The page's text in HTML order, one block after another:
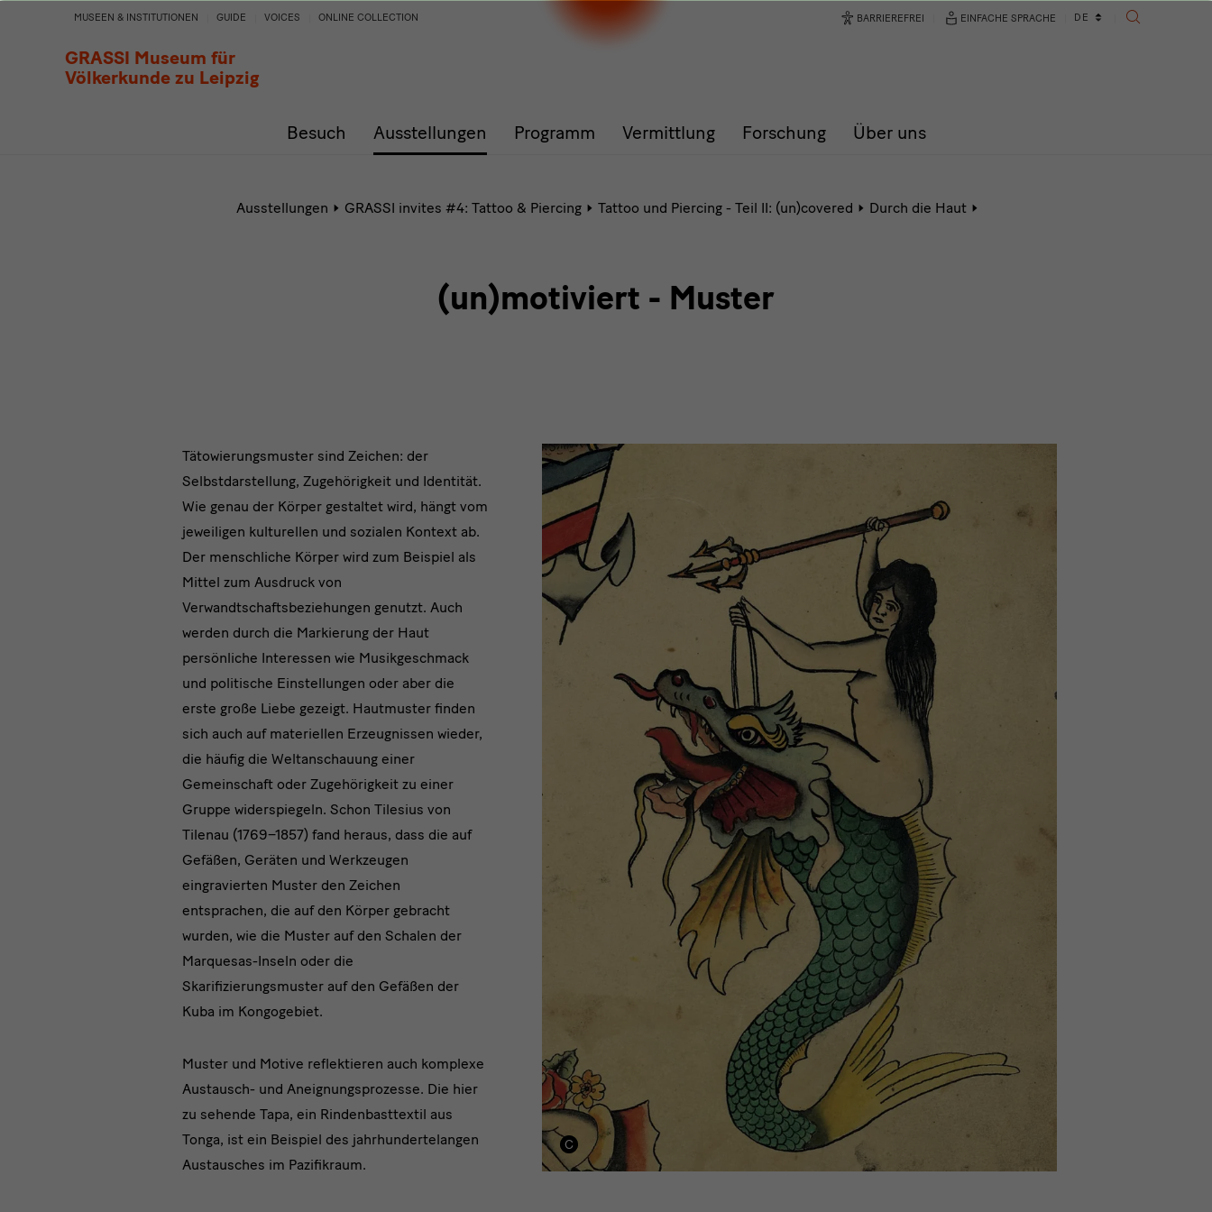
GRASSI Museum für
Völkerkunde zu Leipzig
(un)motiviert
Besuch Ausstellungen Programm Vermittlung Forschung Über uns
MUSEEN & INSTITUTIONEN GUIDE VOICES ONLINE COLLECTION BARRIEREFREI EINFACHE SPRACHE
Sprachwechsler
DE
SUCHE
Ausstellungen GRASSI invites #4: Tattoo & Piercing Tattoo und Piercing - Teil II: (un)covered Durch die Haut
(un)motiviert - Muster
text
1
Tätowierungsmuster sind Zeichen: der
Selbstdarstellung, Zugehörigkeit und Identität.
Wie genau der Körper gestaltet wird, hängt vom
jeweiligen kulturellen und sozialen Kontext ab.
Der menschliche Körper wird zum Beispiel als
Mittel zum Ausdruck von
Verwandtschaftsbeziehungen genutzt. Auch
werden durch die Markierung der Haut
persönliche Interessen wie Musikgeschmack
und politische Einstellungen oder aber die
erste große Liebe gezeigt. Hautmuster finden
sich auch auf materiellen Erzeugnissen wieder,
die häufig die Weltanschauung einer
Gemeinschaft oder Zugehörigkeit zu einer
Gruppe widerspiegeln. Schon Tilesius von
Tilenau (1769–1857) fand heraus, dass die auf
Gefäßen, Geräten und Werkzeugen
eingravierten Muster den Zeichen
entsprachen, die auf den Körper gebracht
wurden, wie die Muster auf den Schalen der
Marquesas-Inseln oder die
Skarifizierungsmuster auf den Gefäßen der
Kuba im Kongogebiet.
Muster und Motive reflektieren auch komplexe
Austausch- und Aneignungsprozesse. Die hier
zu sehende Tapa, ein Rindenbasttextil aus
Tonga, ist ein Beispiel des jahrhundertelangen
Austausches im Pazifikraum.